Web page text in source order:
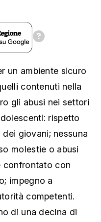
un ambiente sicuro
contenuti nella
gli abusi nei settori
rispetto
giovani; nessuna
molestie o abusi
confrontato con
impegno a
competenti.
di una decina di